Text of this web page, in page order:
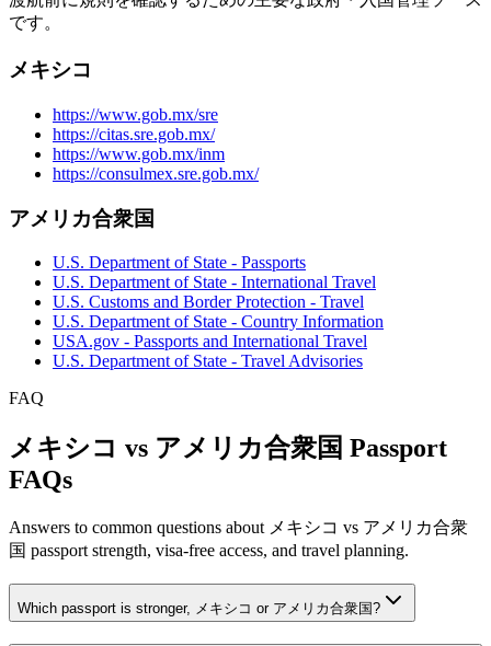
です。
メキシコ
https://www.gob.mx/sre
https://citas.sre.gob.mx/
https://www.gob.mx/inm
https://consulmex.sre.gob.mx/
アメリカ合衆国
U.S. Department of State - Passports
U.S. Department of State - International Travel
U.S. Customs and Border Protection - Travel
U.S. Department of State - Country Information
USA.gov - Passports and International Travel
U.S. Department of State - Travel Advisories
FAQ
メキシコ vs アメリカ合衆国 Passport
FAQs
Answers to common questions about メキシコ vs アメリカ合衆
国 passport strength, visa-free access, and travel planning.
Which passport is stronger, メキシコ or アメリカ合衆国?